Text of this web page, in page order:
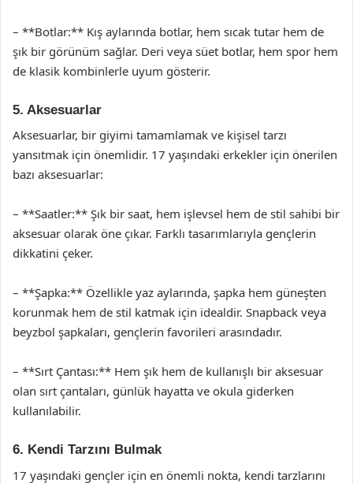
– **Botlar:** Kış aylarında botlar, hem sıcak tutar hem de
şık bir görünüm sağlar. Deri veya süet botlar, hem spor hem
de klasik kombinlerle uyum gösterir.
5. Aksesuarlar
Aksesuarlar, bir giyimi tamamlamak ve kişisel tarzı
yansıtmak için önemlidir. 17 yaşındaki erkekler için önerilen
bazı aksesuarlar:
– **Saatler:** Şık bir saat, hem işlevsel hem de stil sahibi bir
aksesuar olarak öne çıkar. Farklı tasarımlarıyla gençlerin
dikkatini çeker.
– **Şapka:** Özellikle yaz aylarında, şapka hem güneşten
korunmak hem de stil katmak için idealdir. Snapback veya
beyzbol şapkaları, gençlerin favorileri arasındadır.
– **Sırt Çantası:** Hem şık hem de kullanışlı bir aksesuar
olan sırt çantaları, günlük hayatta ve okula giderken
kullanılabilir.
6. Kendi Tarzını Bulmak
17 yaşındaki gençler için en önemli nokta, kendi tarzlarını